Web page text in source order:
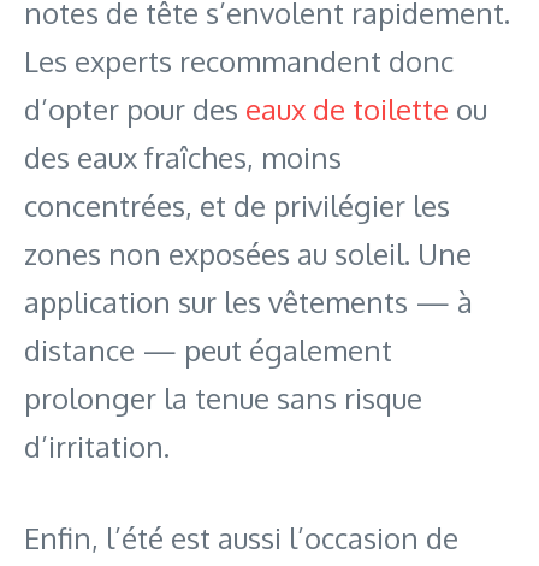
notes de tête s’envolent rapidement.
Les experts recommandent donc
d’opter pour des eaux de toilette ou
des eaux fraîches, moins
concentrées, et de privilégier les
zones non exposées au soleil. Une
application sur les vêtements — à
distance — peut également
prolonger la tenue sans risque
d’irritation.
Enfin, l’été est aussi l’occasion de